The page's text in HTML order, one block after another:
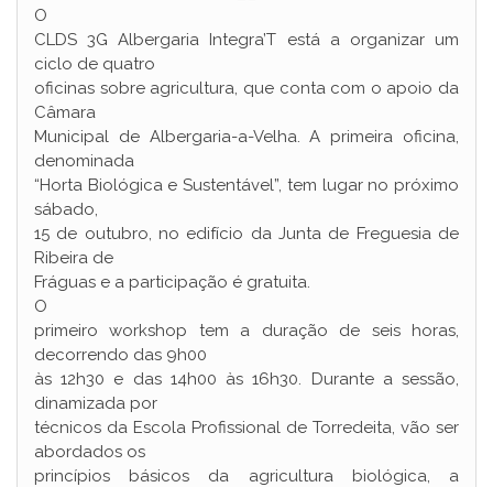
O
CLDS 3G Albergaria Integra’T está a organizar um
ciclo de quatro
oficinas sobre agricultura, que conta com o apoio da
Câmara
Municipal de Albergaria-a-Velha. A primeira oficina,
denominada
“Horta Biológica e Sustentável”, tem lugar no próximo
sábado,
15 de outubro, no edifício da Junta de Freguesia de
Ribeira de
Fráguas e a participação é gratuita.
O
primeiro workshop tem a duração de seis horas,
decorrendo das 9h00
às 12h30 e das 14h00 às 16h30. Durante a sessão,
dinamizada por
técnicos da Escola Profissional de Torredeita, vão ser
abordados os
princípios básicos da agricultura biológica, a